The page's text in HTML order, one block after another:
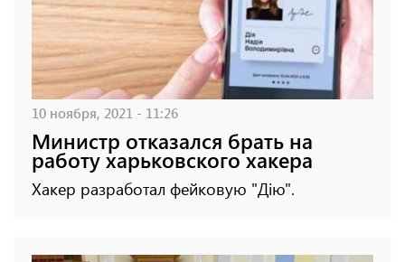
10 ноября, 2021 - 11:26
Министр отказался брать на
работу харьковского хакера
Хакер разработал фейковую "Дію".